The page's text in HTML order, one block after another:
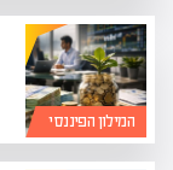
המילון הפיננסי